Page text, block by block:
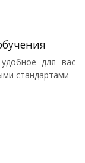
для вас
стандартами